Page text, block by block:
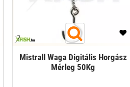
Mistrall Waga Digitális Horgász
Mérleg 50Kg